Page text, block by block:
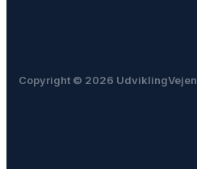
Copyright © 2026 UdviklingVejen